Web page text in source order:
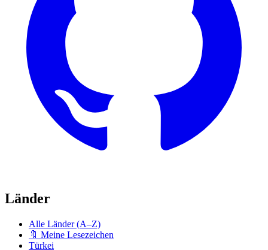
Länder
Alle Länder (A–Z)
🔖 Meine Lesezeichen
Türkei